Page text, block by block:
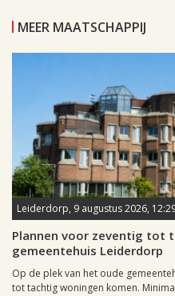
MEER MAATSCHAPPIJ
Leiderdorp, 9 augustus 2026,
Plannen voor zeventig tot
gemeentehuis Leiderdorp
Op de plek van het oude
tot tachtig woningen komen.